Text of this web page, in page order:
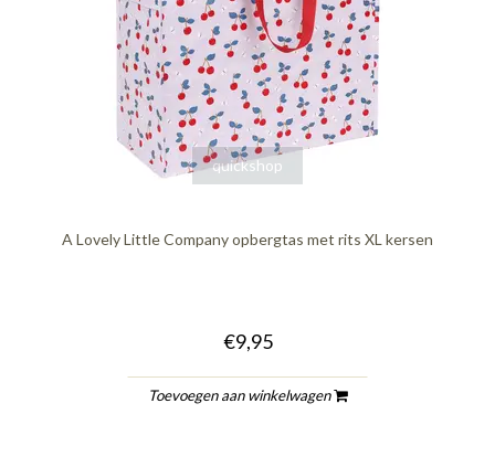
quickshop
A Lovely Little Company opbergtas met rits XL kersen
€9,95
Toevoegen aan winkelwagen